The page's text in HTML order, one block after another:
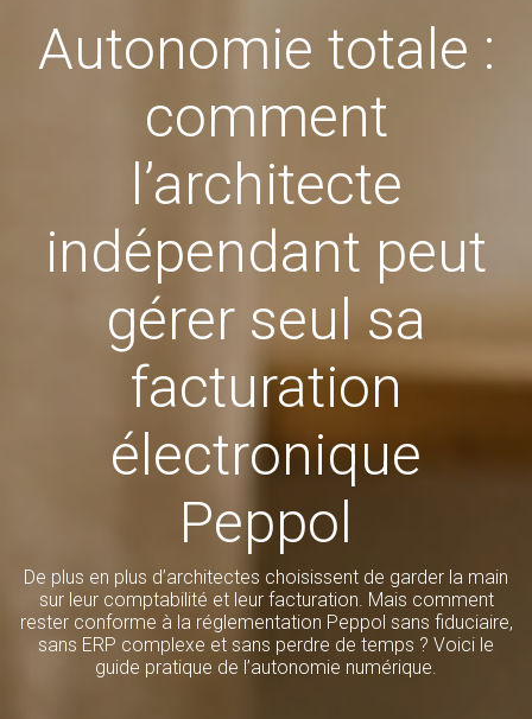
Autonomie totale :
comment
l’architecte
indépendant peut
gérer seul sa
facturation
électronique
Peppol
De plus en plus d’architectes choisissent de garder la main
sur leur comptabilité et leur facturation. Mais comment
rester conforme à la réglementation Peppol sans fiduciaire,
sans ERP complexe et sans perdre de temps ? Voici le
guide pratique de l’autonomie numérique.